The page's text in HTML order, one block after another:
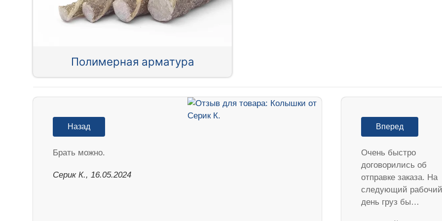
Полимерная арматура
Назад
Брать можно.
Серик К., 16.05.2024
Вперед
Очень быстро
договорились об
отправке заказа. На
следующий рабочий
день груз бы…